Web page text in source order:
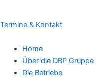
Termine & Kontakt
Home
Über die DBP Gruppe
Die Betriebe